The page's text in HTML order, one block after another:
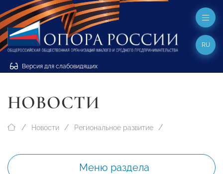
Версия для слабовидящих
RU
НОВОСТИ
Новости Региональное развитие
Меню раздела